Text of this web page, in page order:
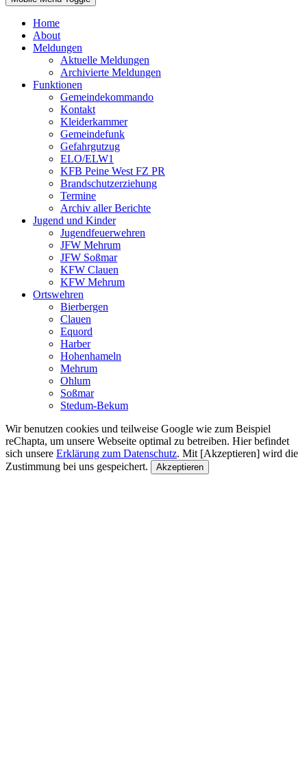
Home
About
Meldungen
Aktuelle Meldungen
Archivierte Meldungen
Funktionen
Gemeindekommando
Kontakt
Kleiderkammer
Gemeindefunk
Gefahrgutzug
ELO/ELW1
KFB Peine West FZ PR
Brandschutzerziehung
Termine
Archiv aller Berichte
Jugend und Kinder
Jugendfeuerwehren
JFW Mehrum
JFW Soßmar
KFW Clauen
KFW Mehrum
Ortswehren
Bierbergen
Clauen
Equord
Harber
Hohenhameln
Mehrum
Ohlum
Soßmar
Stedum-Bekum
Wir benutzen cookies und teilweise Google wie zum Beispiel
reChapta, um unsere Webseite optimal zu betreiben. Hier befindet
sich unsere Erklärung zum Datenschutz. Mit [Akzeptieren] wird die
Zustimmung bei uns gespeichert.
Akzeptieren